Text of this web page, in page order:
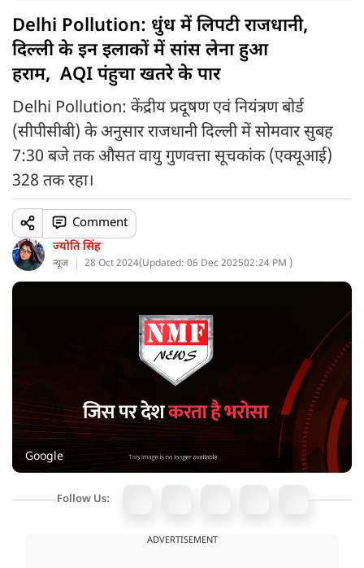
Delhi Pollution: धुंध में लिपटी राजधानी,
दिल्ली के इन इलाकों में सांस लेना हुआ
हराम, AQI पंहुचा खतरे के पार
Delhi Pollution: केंद्रीय प्रदूषण एवं नियंत्रण बोर्ड
(सीपीसीबी) के अनुसार राजधानी दिल्ली में सोमवार सुबह
7:30 बजे तक औसत वायु गुणवत्ता सूचकांक (एक्यूआई)
328 तक रहा।
ज्योति सिंह
न्यूज 28 Oct 2024(Updated: 06 Dec 202502:24 PM )
Comment
Google
Follow Us:
ADVERTISEMENT